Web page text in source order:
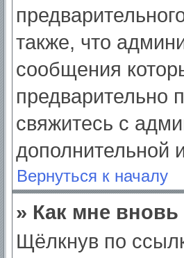
также, что
сообщения
предварительно
свяжитесь с
дополнительной
Вернуться к началу
» Как мне
Щёлкнув по